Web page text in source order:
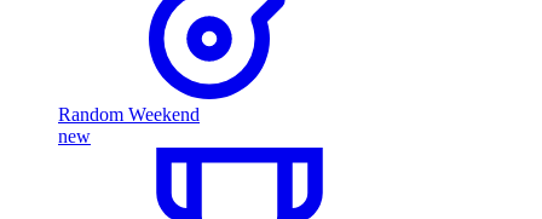
Random Weekend
new